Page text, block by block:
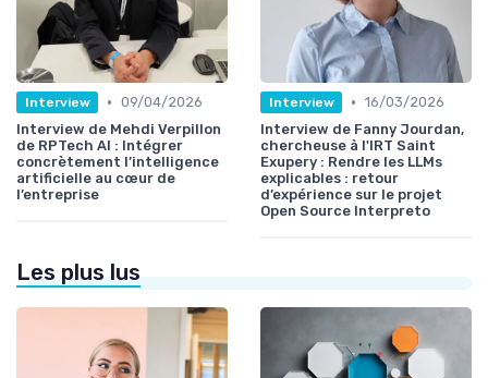
Interview • 09/04/2026
Interview de Mehdi Verpillon
de RPTech AI : Intégrer
concrètement l’intelligence
artificielle au cœur de
l’entreprise
Interview • 16/03/2026
Interview de Fanny Jourdan,
chercheuse à l'IRT Saint
Exupery : Rendre les LLMs
explicables : retour
d’expérience sur le projet
Open Source Interpreto
Les plus lus